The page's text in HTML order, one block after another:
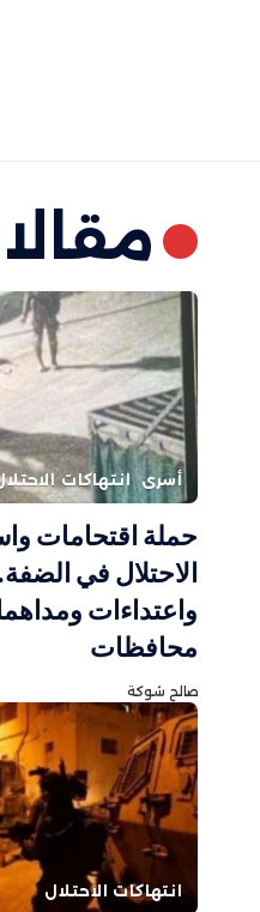
أسرى انتهاكات
حملة اقتحامات
الاحتلال في
واعتداءات
محافظات
صالح شوكة
انتهاكات الاحتلال